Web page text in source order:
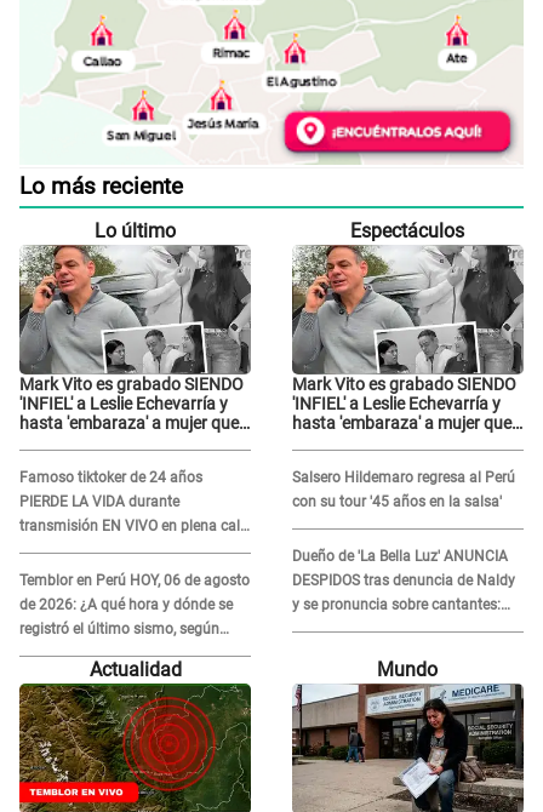
Lo más reciente
Lo último
Mark Vito es grabado SIENDO
'INFIEL' a Leslie Echevarría y
hasta 'embaraza' a mujer que
Famoso tiktoker de 24 años
PIERDE LA VIDA durante
transmisión EN VIVO en plena calle
y desata conmoción
Temblor en Perú HOY, 06 de agosto
de 2026: ¿A qué hora y dónde se
registró el último sismo, según
IGP?
Espectáculos
Mark Vito es grabado SIENDO
'INFIEL' a Leslie Echevarría y
hasta 'embaraza' a mujer que
Salsero Hildemaro regresa al Perú
con su tour '45 años en la salsa'
Dueño de 'La Bella Luz' ANUNCIA
DESPIDOS tras denuncia de Naldy
y se pronuncia sobre cantantes:
"Mis chicas están siendo
Actualidad Mundo